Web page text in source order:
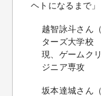
ヘトになるまで」
越智詠斗さん
ターズ大学
現、ゲームク
ジニア専攻
坂本達城さん